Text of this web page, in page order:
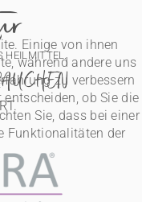
HEILMITTEL.
Einige von ihnen
während andere uns
zu verbessern
ob Sie die
Sie, dass bei einer
Funktionalitäten der